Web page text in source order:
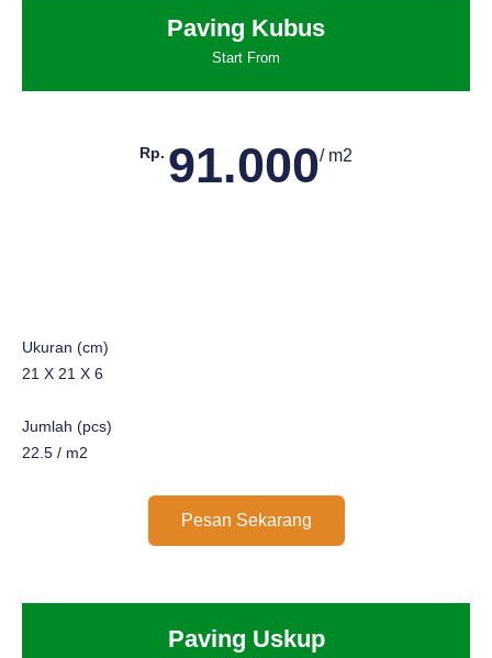
Paving Kubus
Start From
Rp. 91.000/ m2
Ukuran (cm)
21 X 21 X 6
Jumlah (pcs)
22.5 / m2
Pesan Sekarang
Paving Uskup